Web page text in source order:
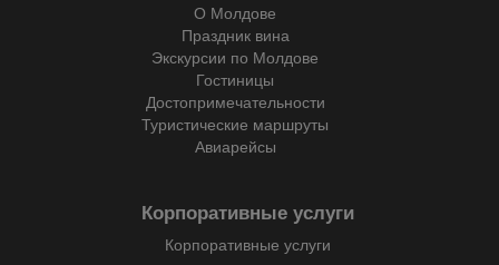
О Молдове
Праздник вина
Экскурсии по Молдове
Гостиницы
Достопримечательности
Туристические маршруты
Авиарейсы
Корпоративные услуги
Корпоративные услуги